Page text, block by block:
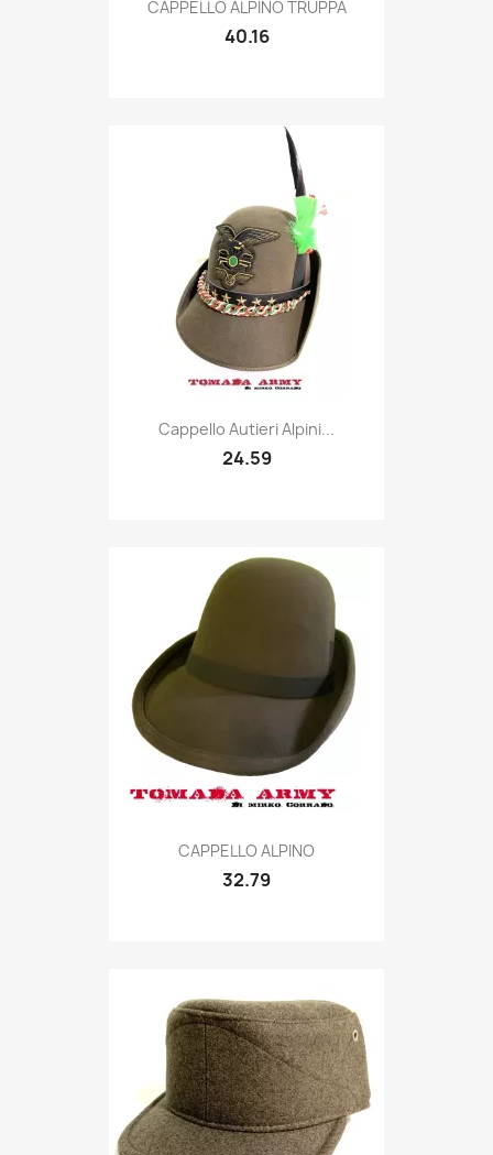
CAPPELLO ALPINO TRUPPA
40.16
Quick view
Cappello Autieri Alpini...
24.59
Quick view
CAPPELLO ALPINO
32.79